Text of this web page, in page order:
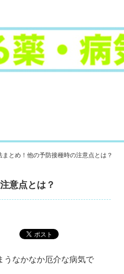
とめ！他の予防接種時の注意点とは？
意点とは？
うなかなか厄介な病気で